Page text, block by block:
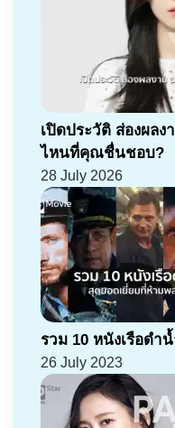
เปิดประวัติ ส่องผลง
ไหนที่คุณชื่นชอบ?
28 July 2026
รวม 10 หนังเรือดำ
26 July 2023